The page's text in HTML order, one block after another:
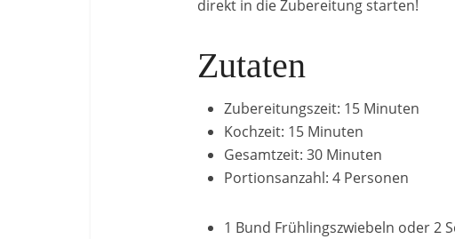
direkt in die Zubereitung starten!
Zutaten
Zubereitungszeit: 15 Minuten
Kochzeit: 15 Minuten
Gesamtzeit: 30 Minuten
Portionsanzahl: 4 Personen
1 Bund Frühlingszwiebeln oder 2